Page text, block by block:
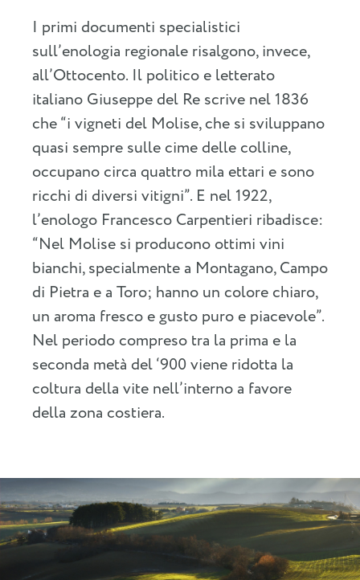
I primi documenti specialistici
sull’enologia regionale risalgono, invece,
all’Ottocento. Il politico e letterato
italiano Giuseppe del Re scrive nel 1836
che “i vigneti del Molise, che si sviluppano
quasi sempre sulle cime delle colline,
occupano circa quattro mila ettari e sono
ricchi di diversi vitigni”. E nel 1922,
l’enologo Francesco Carpentieri ribadisce:
“Nel Molise si producono ottimi vini
bianchi, specialmente a Montagano, Campo
di Pietra e a Toro; hanno un colore chiaro,
un aroma fresco e gusto puro e piacevole”.
Nel periodo compreso tra la prima e la
seconda metà del ‘900 viene ridotta la
coltura della vite nell’interno a favore
della zona costiera.